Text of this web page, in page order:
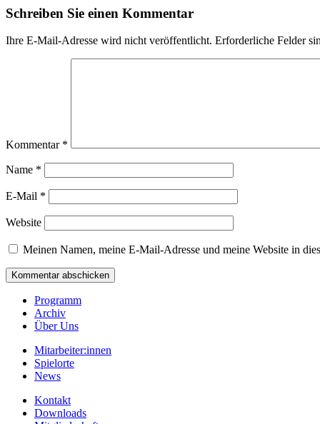
Schreiben Sie einen Kommentar
Ihre E-Mail-Adresse wird nicht veröffentlicht. Erforderliche Felder
Kommentar *
Name *
E-Mail *
Website
Meinen Namen, meine E-Mail-Adresse und meine Website in
Programm
Archiv
Über Uns
Mitarbeiter:innen
Spielorte
News
Kontakt
Downloads